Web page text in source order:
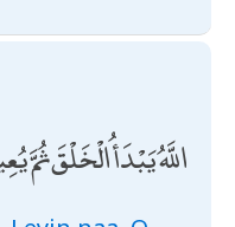
اللَّهُ يَبْدَأُ الْخَلْقَ ثُمَّ